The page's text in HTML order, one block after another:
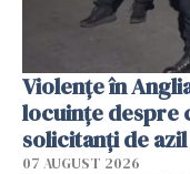
Violenţe în
locuinţe despre
solicitanţi de azil
07 AUGUST 2026